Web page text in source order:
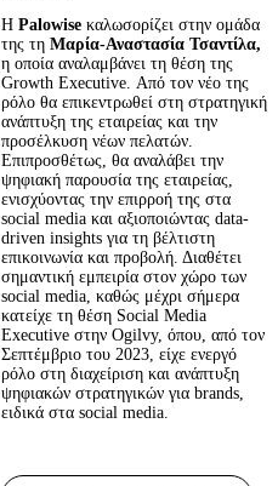
Η Palowise καλωσορίζει στην ομάδα
της τη Μαρία-Αναστασία Τσαντίλα,
η οποία αναλαμβάνει τη θέση της
Growth Executive. Από τον νέο της
ρόλο θα επικεντρωθεί στη στρατηγική
ανάπτυξη της εταιρείας και την
προσέλκυση νέων πελατών.
Επιπροσθέτως, θα αναλάβει την
ψηφιακή παρουσία της εταιρείας,
ενισχύοντας την επιρροή της στα
social media και αξιοποιώντας data-
driven insights για τη βέλτιστη
επικοινωνία και προβολή. Διαθέτει
σημαντική εμπειρία στον χώρο των
social media, καθώς μέχρι σήμερα
κατείχε τη θέση Social Media
Executive στην Ogilvy, όπου, από τον
Σεπτέμβριο του 2023, είχε ενεργό
ρόλο στη διαχείριση και ανάπτυξη
ψηφιακών στρατηγικών για brands,
ειδικά στα social media.